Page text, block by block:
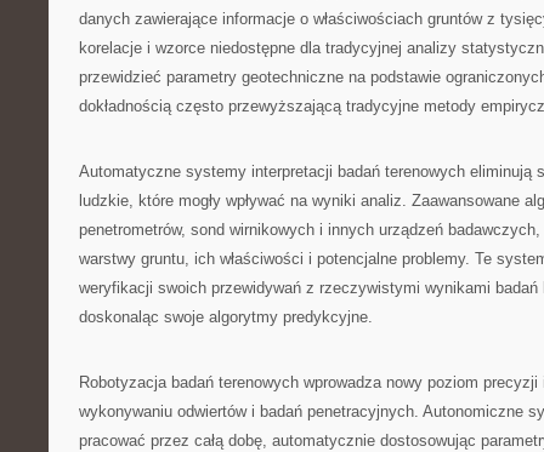
danych zawierające informacje o właściwościach gruntów z
korelacje i wzorce niedostępne dla tradycyjnej analizy
przewidzieć parametry geotechniczne na podstawie
dokładnością często przewyższającą tradycyjne metody
Automatyczne systemy interpretacji badań terenowych eliminują
ludzkie, które mogły wpływać na wyniki analiz. Zaawansowane
penetrometrów, sond wirnikowych i innych urządzeń
warstwy gruntu, ich właściwości i potencjalne problemy. Te
weryfikacji swoich przewidywań z rzeczywistymi wynikami badań
doskonaląc swoje algorytmy predykcyjne.
Robotyzacja badań terenowych wprowadza nowy poziom
wykonywaniu odwiertów i badań penetracyjnych. Autonomiczne
pracować przez całą dobę, automatycznie dostosowując